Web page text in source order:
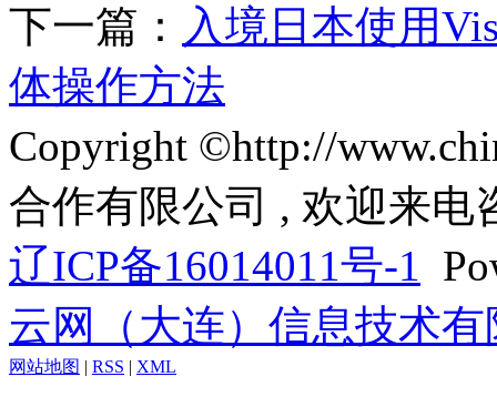
下一篇： 入境日本使用
体操作方法
Copyright ©http://
合作有限公司 , 欢迎来电
辽ICP备16014011号-1
云网（大连）信息技术有
网站地图 | RSS | XML